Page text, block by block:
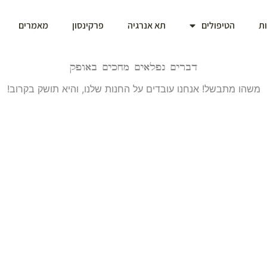
הטיפולים תא אנרגיה פרקינסון מאמרים
דברים נפלאים מחכים באופק
משהו מתבשל! אנחנו עובדים על החנות שלנו, והיא תושק בקרוב!